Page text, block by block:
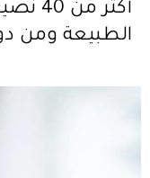
أكثر
الطبيعة ومن